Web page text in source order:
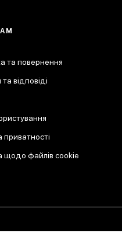
та повернення
відповіді
приватності
щодо файлів cookie